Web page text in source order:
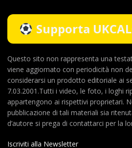
Supporta
Questo sito non rappresenta una
viene aggiornato con periodicità non
considerarsi un prodotto editoriale ai
7.03.2001.Tutti i video, le foto, i loghi
appartengono ai rispettivi proprietari.
pubblicazione di tali materiali sia
d’autore si prega di contattarci per la
Iscriviti alla Newsletter